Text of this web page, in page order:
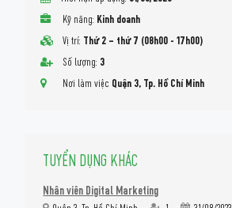
Kỹ năng: Kinh doanh
Vị trí: Thứ 2 – thứ 7 (08h00 - 17h00)
Số lượng: 3
Nơi làm việc Quận 3, Tp. Hồ Chí Minh
TUYỂN DỤNG KHÁC
Nhân viên Digital Marketing